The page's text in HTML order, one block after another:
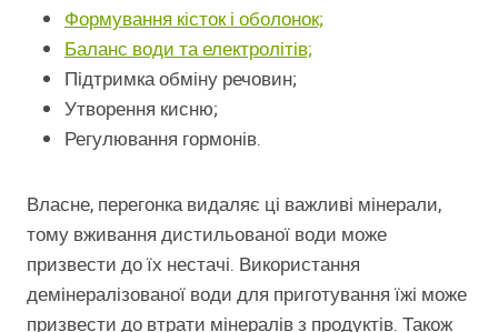
Формування кісток і оболонок;
Баланс води та електролітів;
Підтримка обміну речовин;
Утворення кисню;
Регулювання гормонів.
Власне, перегонка видаляє ці важливі мінерали,
тому вживання дистильованої води може
призвести до їх нестачі. Використання
демінералізованої води для приготування їжі може
призвести до втрати мінералів з продуктів. Також